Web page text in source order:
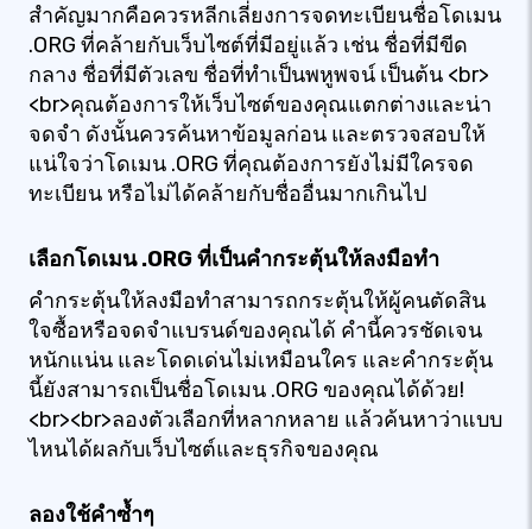
สำคัญมากคือควรหลีกเลี่ยงการจดทะเบียนชื่อโดเมน
.ORG ที่คล้ายกับเว็บไซต์ที่มีอยู่แล้ว เช่น ชื่อที่มีขีด
กลาง ชื่อที่มีตัวเลข ชื่อที่ทำเป็นพหูพจน์ เป็นต้น <br>
<br>คุณต้องการให้เว็บไซต์ของคุณแตกต่างและน่า
จดจำ ดังนั้นควรค้นหาข้อมูลก่อน และตรวจสอบให้
แน่ใจว่าโดเมน .ORG ที่คุณต้องการยังไม่มีใครจด
ทะเบียน หรือไม่ได้คล้ายกับชื่ออื่นมากเกินไป
เลือกโดเมน .ORG ที่เป็นคำกระตุ้นให้ลงมือทำ
คำกระตุ้นให้ลงมือทำสามารถกระตุ้นให้ผู้คนตัดสิน
ใจซื้อหรือจดจำแบรนด์ของคุณได้ คำนี้ควรชัดเจน
หนักแน่น และโดดเด่นไม่เหมือนใคร และคำกระตุ้น
นี้ยังสามารถเป็นชื่อโดเมน .ORG ของคุณได้ด้วย!
<br><br>ลองตัวเลือกที่หลากหลาย แล้วค้นหาว่าแบบ
ไหนได้ผลกับเว็บไซต์และธุรกิจของคุณ
ลองใช้คำซ้ำๆ